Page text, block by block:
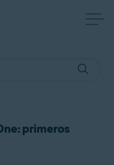
primeros